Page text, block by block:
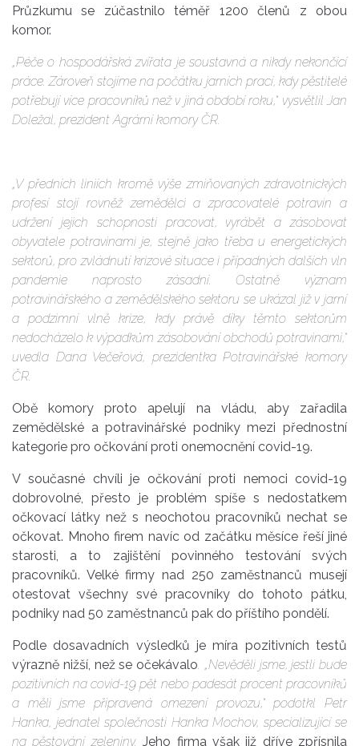
Průzkumu se zúčastnilo téměř 1200 členů z obou
komor.
„Péče o hospodářská zvířata je soustavná a nikdy nekončící
práce. Zároveň stojíme na počátku jarních prací, kdy pěstitelé
potřebují více pracovníků než v jiná období roku,“ vysvětlil Jan
Doležal, prezident Agrární komory ČR.
„V předních liniích kromě výše zmiňovaných zdravotnických
profesí stojí rovněž zemědělci a zpracovatelé potravin a
udržení jejich schopnosti pracovat, vyrábět a zásobovat
obyvatele potravinami je, stejně jako třeba u energetických
sektorů, pro zvládnutí krizové situace i případných dalších vln
pandemie naprosto zásadní. Ostatně význam
potravinářského a zemědělského sektoru se ukázal již v jarní
a podzimní vlně krize, kdy právě díky těmto sektorům
nedocházelo k výpadkům zásobování obchodů potravinami,“
uvedla Dana Večeřová, prezidentka Potravinářské komory
ČR.
Obě komory proto apelují na vládu, aby zařadila
zemědělské a potravinářské podniky mezi přednostní
kategorie pro očkování proti onemocnění covid-19.
V současné chvíli je očkování proti nemoci covid-19
dobrovolné, přesto je problém spíše s nedostatkem
očkovací látky než s neochotou pracovníků nechat se
očkovat. Mnoho firem navíc od začátku měsíce řeší jiné
starosti, a to zajištění povinného testování svých
pracovníků. Velké firmy nad 250 zaměstnanců musejí
otestovat všechny své pracovníky do tohoto pátku,
podniky nad 50 zaměstnanců pak do příštího pondělí.
Podle dosavadních výsledků je míra pozitivních testů
výrazně nižší, než se očekávalo. „Nevěděli jsme, jestli bude
pozitivních na covid-19 pět nebo padesát procent pracovníků
a měli jsme připravená omezení provozu,“ podotkl Petr
Hanka, jednatel společnosti Hanka Mochov, specializující se
na pěstování zeleniny. Jeho firma však již dříve zpřísnila